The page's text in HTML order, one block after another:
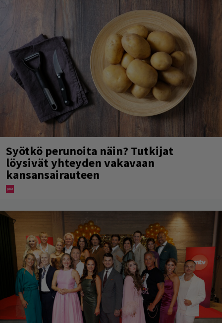
Syötkö perunoita näin? Tutkijat
löysivät yhteyden vakavaan
kansansairauteen